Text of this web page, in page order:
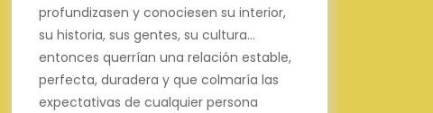
profundizasen y conociesen su interior,
su historia, sus gentes, su cultura...
entonces querrían una relación estable,
perfecta, duradera y que colmaría las
expectativas de cualquier persona